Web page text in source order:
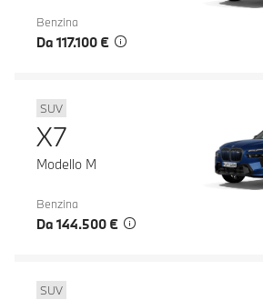
Benzina
Da 117.100 €
SUV
X7
Modello M
Benzina
Da 144.500 €
SUV